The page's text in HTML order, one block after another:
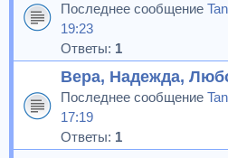
Последнее сообщение
19:23
Ответы: 1
Вера, Надежда,
Последнее сообщение
17:19
Ответы: 1